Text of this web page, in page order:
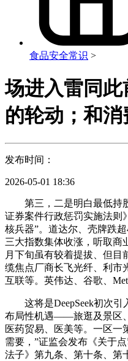
食品安全常识 >
场进入雷同
的轮动；和
发布时间：
2026-05-01 18:36
第三，二是明白最低持
证券案件行政惩罚实施法则
核兵器”。道达尔、壳牌跌
三大指数集体收涨，听取商
月下旬虽有较着提拔、但目
缆焦点厂商长飞光纤、利市
互联等。英伟达、谷歌、
这将是DeepSeek初次引
布局性机遇——旅逛及景区
医药贸易、医美等。一区一
需要，”证监会发布《关于
法子》第九条、第十条、第